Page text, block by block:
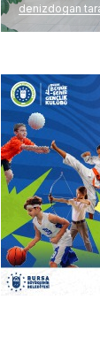
denizdogan